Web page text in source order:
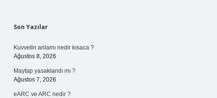
Sidebar
Son Yazılar
Kuvvetin anlamı nedir kısaca ?
Ağustos 8, 2026
Maytap yasaklandı mı ?
Ağustos 7, 2026
eARC ve ARC nedir ?